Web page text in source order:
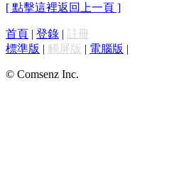
[ 點擊這裡返回上一頁 ]
首頁 | 登錄 | 註冊
標準版 | 觸屏版 | 電腦版 |
© Comsenz Inc.